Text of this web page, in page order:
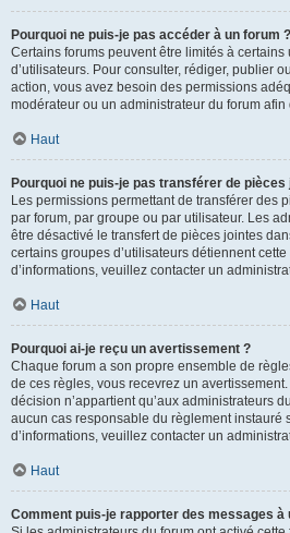
Pourquoi ne puis-je pas accéder à un forum ?
Certains forums peuvent être limités à
d’utilisateurs. Pour consulter, rédiger, publier
action, vous avez besoin des permissions
modérateur ou un administrateur du forum
Haut
Pourquoi ne puis-je pas transférer de pièces
Les permissions permettant de transférer des
par forum, par groupe ou par utilisateur. Les
être désactivé le transfert de pièces jointes
certains groupes d’utilisateurs détiennent
d’informations, veuillez contacter un
Haut
Pourquoi ai-je reçu un avertissement ?
Chaque forum a son propre ensemble de
de ces règles, vous recevrez un
décision n’appartient qu’aux administrateurs
aucun cas responsable du règlement instauré
d’informations, veuillez contacter un
Haut
Comment puis-je rapporter des messages à